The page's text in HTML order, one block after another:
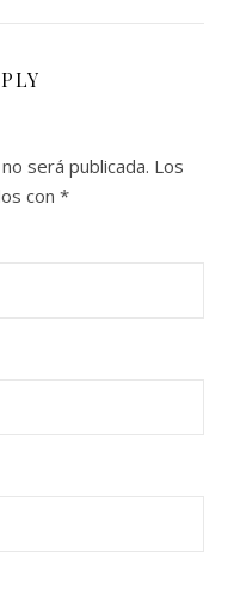
será publicada. Los
con *